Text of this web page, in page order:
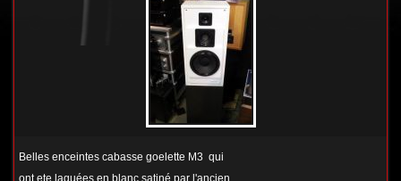
Belles enceintes cabasse goelette M3 qui
ont ete laquées en blanc satiné par l'ancien